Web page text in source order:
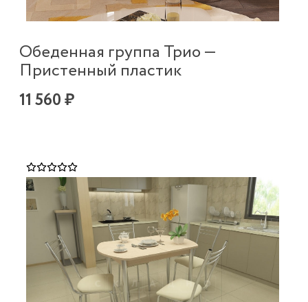
Обеденная группа Трио —
Пристенный пластик
11 560 ₽